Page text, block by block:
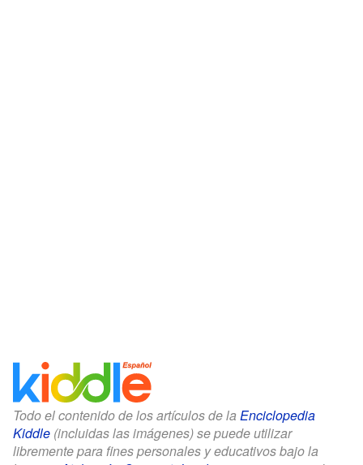
Todo el contenido de los artículos de la Enciclopedia
Kiddle (incluidas las imágenes) se puede utilizar
libremente para fines personales y educativos bajo la